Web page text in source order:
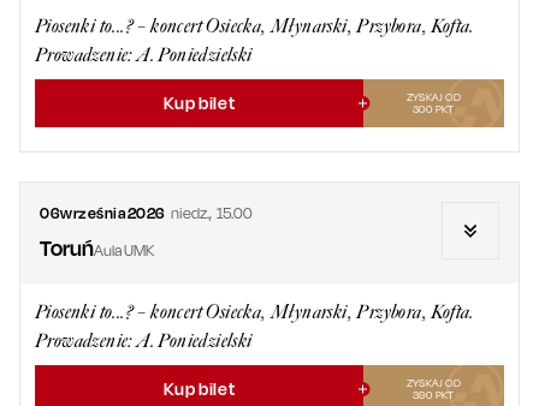
Piosenki to...? – koncert Osiecka, Młynarski, Przybora, Kofta.
Prowadzenie: A. Poniedzielski
Kup bilet
ZYSKAJ OD
300 PKT
06września2026 niedz., 15.00
ToruńAula UMK
Piosenki to...? – koncert Osiecka, Młynarski, Przybora, Kofta.
Prowadzenie: A. Poniedzielski
Kup bilet
ZYSKAJ OD
390 PKT